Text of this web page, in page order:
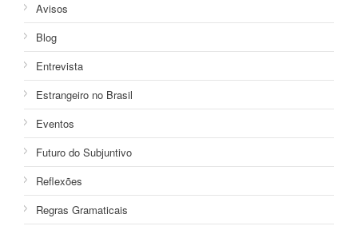
Avisos
Blog
Entrevista
Estrangeiro no Brasil
Eventos
Futuro do Subjuntivo
Reflexões
Regras Gramaticais